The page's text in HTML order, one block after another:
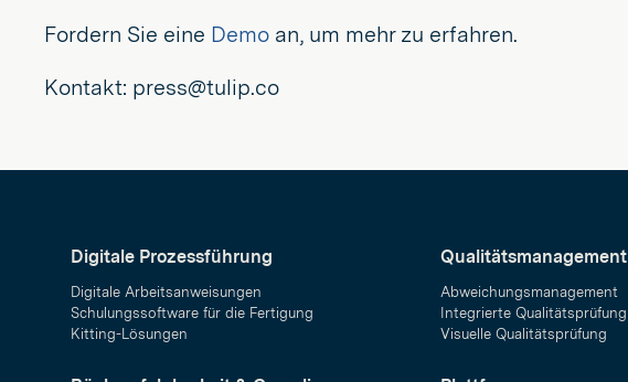
Fordern Sie eine Demo an, um mehr zu erfahren.
Kontakt: press@tulip.co
Digitale Prozessführung
Digitale Arbeitsanweisungen
Schulungssoftware für die Fertigung
Kitting-Lösungen
Qualitätsmanagement
Abweichungsmanagement
Integrierte Qualitätsprüfung
Visuelle Qualitätsprüfung